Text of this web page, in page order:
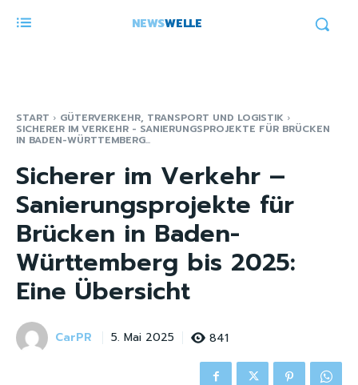
NEWSWELLE
START GÜTERVERKEHR, TRANSPORT UND LOGISTIK
SICHERER IM VERKEHR - SANIERUNGSPROJEKTE FÜR BRÜCKEN
IN BADEN-WÜRTTEMBERG...
Sicherer im Verkehr –
Sanierungsprojekte für
Brücken in Baden-
Württemberg bis 2025:
Eine Übersicht
CarPR 5. Mai 2025 841